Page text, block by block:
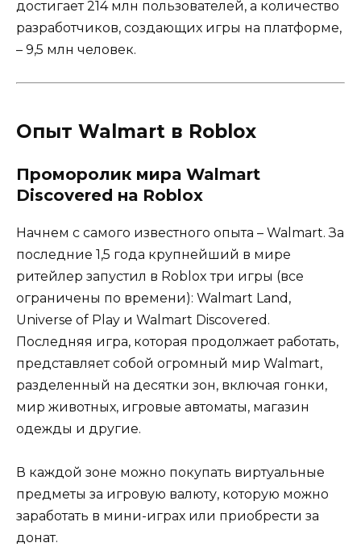
достигает 214 млн пользователей, а количество
разработчиков, создающих игры на платформе,
– 9,5 млн человек.
Опыт Walmart в Roblox
Проморолик мира Walmart
Discovered на Roblox
Начнем с самого известного опыта – Walmart. За
последние 1,5 года крупнейший в мире
ритейлер запустил в Roblox три игры (все
ограничены по времени): Walmart Land,
Universe of Play и Walmart Discovered.
Последняя игра, которая продолжает работать,
представляет собой огромный мир Walmart,
разделенный на десятки зон, включая гонки,
мир животных, игровые автоматы, магазин
одежды и другие.
В каждой зоне можно покупать виртуальные
предметы за игровую валюту, которую можно
заработать в мини-играх или приобрести за
донат.